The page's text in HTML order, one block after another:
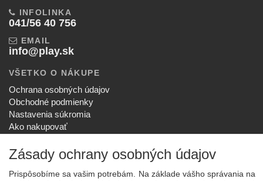
INFOLINKA
041/56 40 756
EMAIL
info@play.sk
VŠETKO O NÁKUPE
Ochrana osobných údajov
Obchodné podmienky
Nastavenia súkromia
Ako nakupovať
SPOLOČNOSŤ
O nás
Zásady ochrany osobných údajov
Prispôsobíme sa vašim potrebám. Na základe vášho správania na